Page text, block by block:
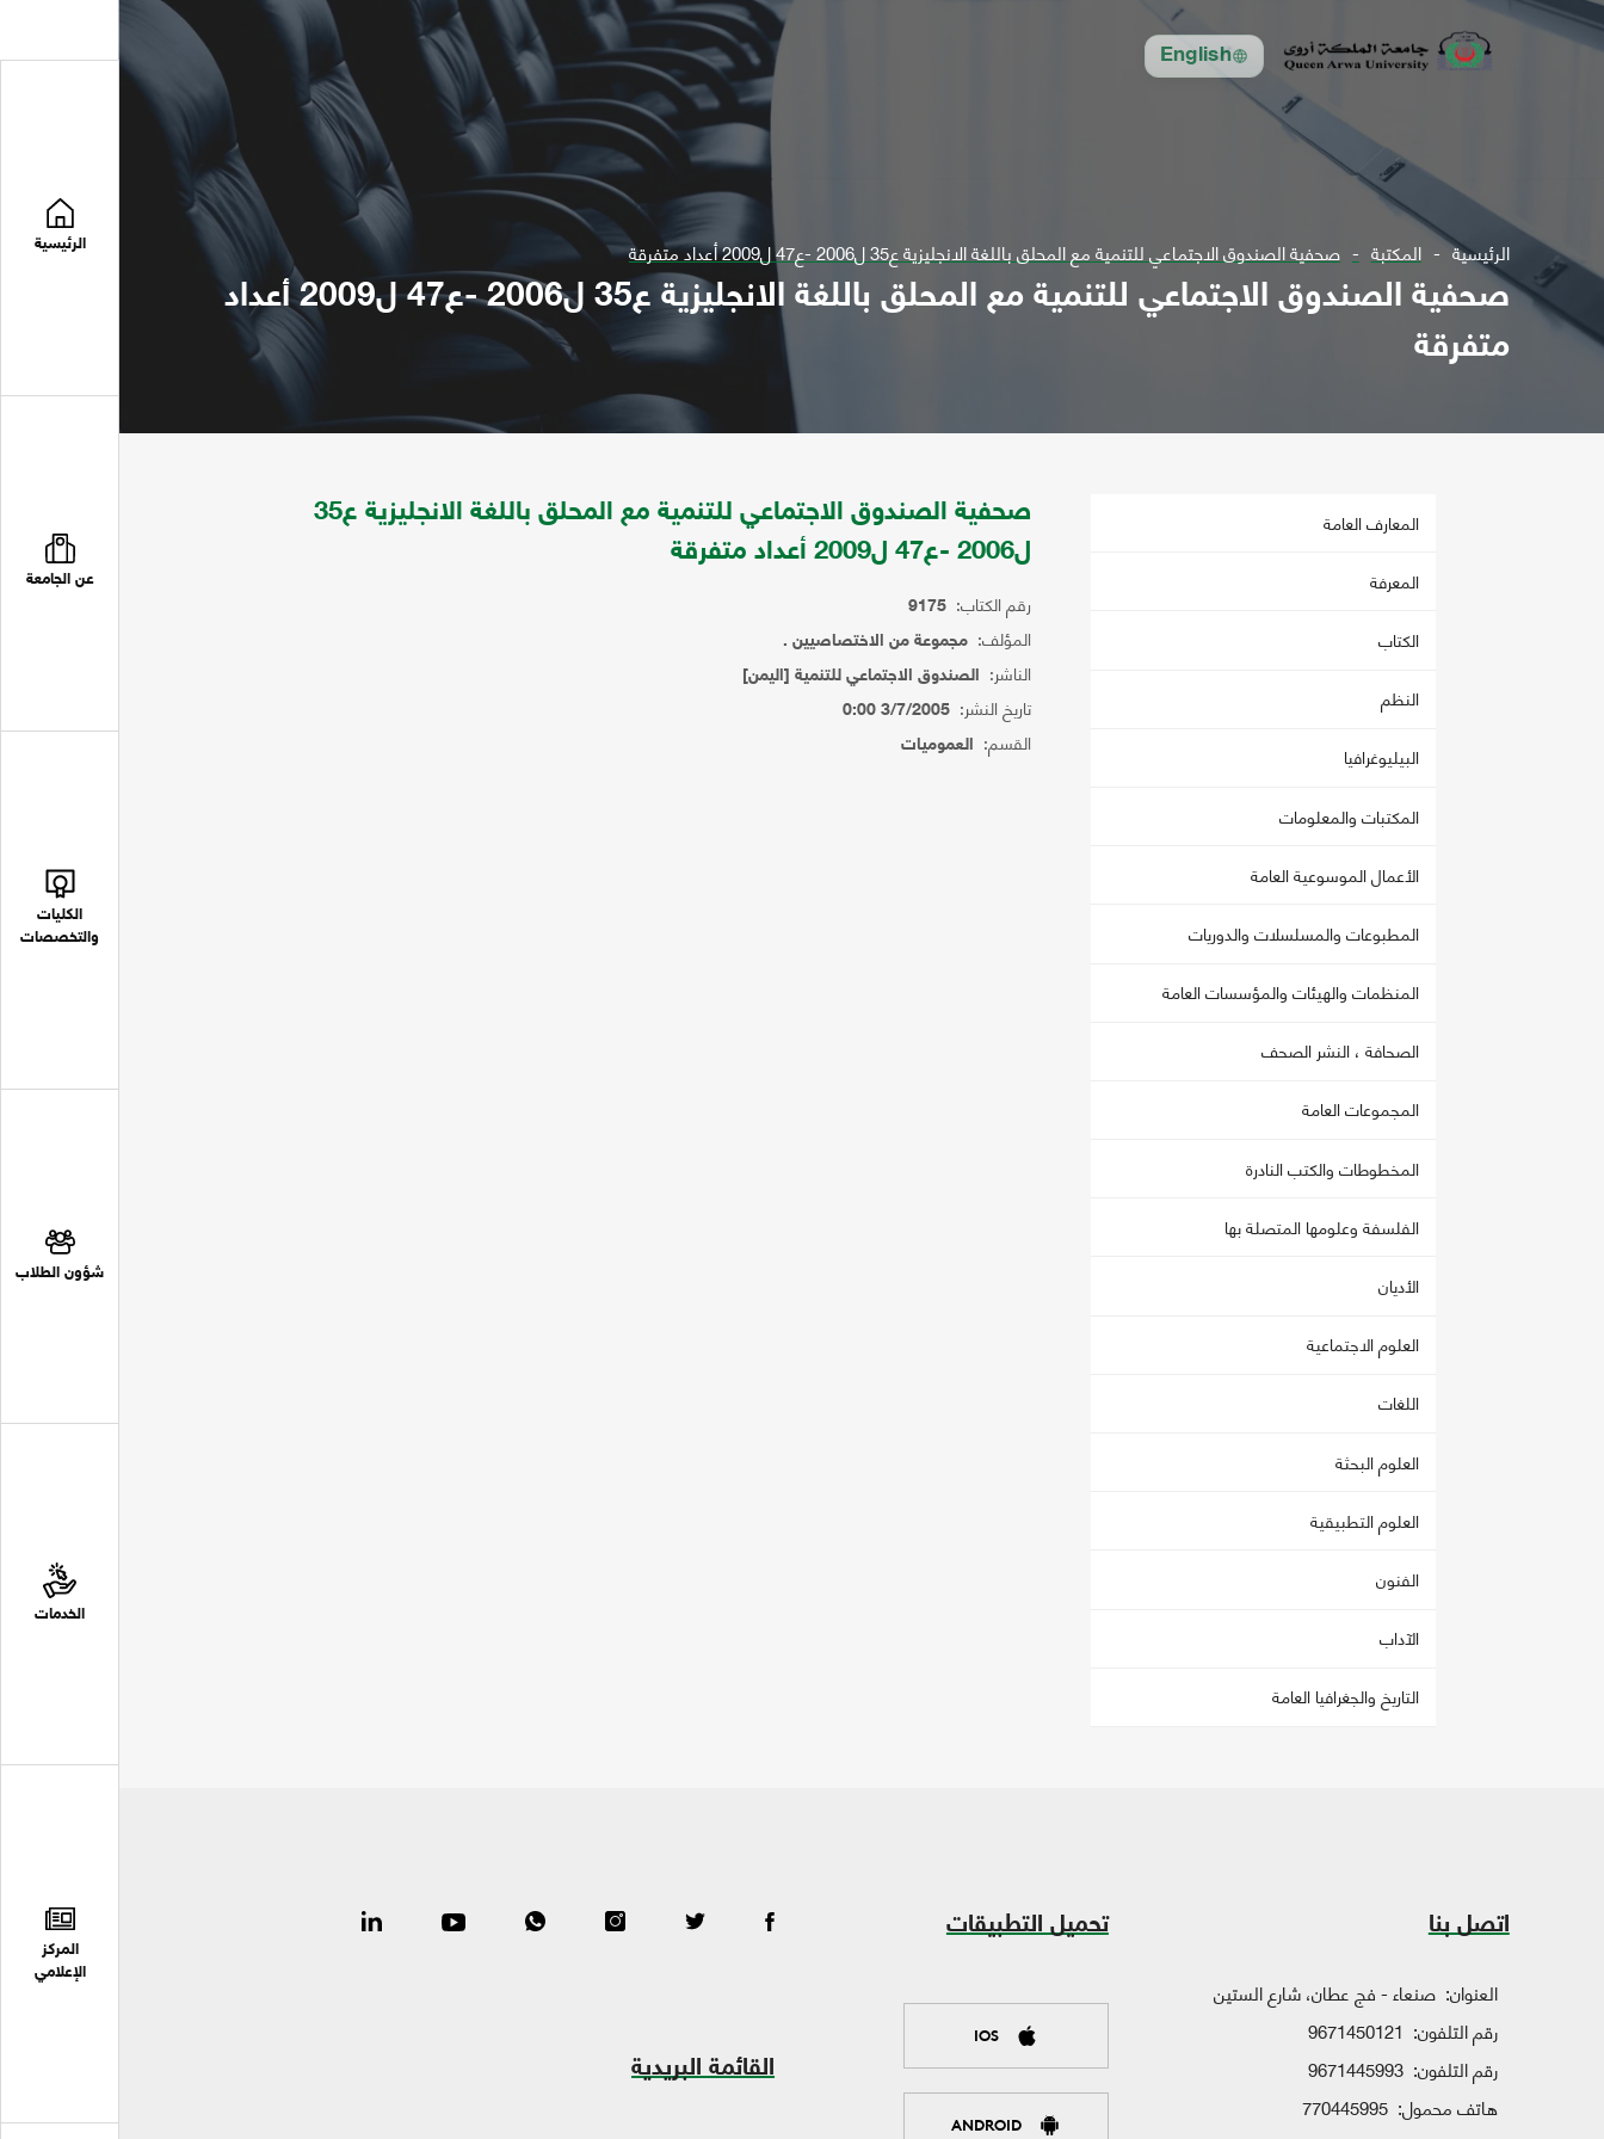
English
الرئيسية
عن الجامعة
الكليات
والتخصصات
شؤون الطلاب
الخدمات
المركز
الإعلامي
الرئيسية المكتبة صحفية الصندوق الاجتماعي للتنمية مع المحلق باللغة الانجليزية ع35 ل2006 -ع47 ل2009 أعداد متفرقة
صحفية الصندوق الاجتماعي للتنمية مع المحلق باللغة الانجليزية ع35 ل2006 -ع47 ل2009 أعداد
متفرقة
المعارف العامة
المعرفة
الكتاب
النظم
البيليوغرافيا
المكتبات والمعلومات
الأعمال الموسوعية العامة
المطبوعات والمسلسلات والدوريات
المنظمات والهيئات والمؤسسات العامة
الصحافة ، النشر الصحف
المجموعات العامة
المخطوطات والكتب النادرة
الفلسفة وعلومها المتصلة بها
الأديان
العلوم الاجتماعية
اللغات
العلوم البحثة
العلوم التطبيقية
الفنون
الآداب
التاريخ والجغرافيا العامة
صحفية الصندوق الاجتماعي للتنمية مع المحلق باللغة الانجليزية ع35
ل2006 -ع47 ل2009 أعداد متفرقة
رقم الكتاب: 9175
المؤلف: مجموعة من الاختصاصيين .
الناشر: الصندوق الاجتماعي للتنمية [اليمن]
تاريخ النشر: 3/7/2005 0:00
القسم: العموميات
اتصل بنا
العنوان: صنعاء - فج عطان، شارع الستين
رقم التلفون: 9671450121
رقم التلفون: 9671445993
هاتف محمول: 770445995
تحميل التطبيقات
IOS
ANDROID
القائمة البريدية